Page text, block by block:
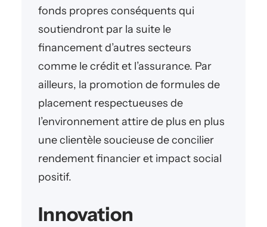
fonds propres conséquents qui
soutiendront par la suite le
financement d’autres secteurs
comme le crédit et l’assurance. Par
ailleurs, la promotion de formules de
placement respectueuses de
l’environnement attire de plus en plus
une clientèle soucieuse de concilier
rendement financier et impact social
positif.
Innovation